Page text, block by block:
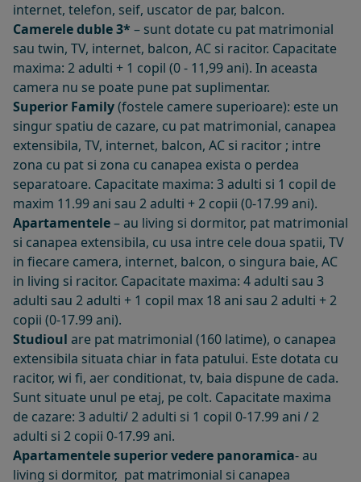
internet, telefon, seif, uscator de par, balcon.
Camerele duble 3* – sunt dotate cu pat matrimonial
sau twin, TV, internet, balcon, AC si racitor. Capacitate
maxima: 2 adulti + 1 copil (0 - 11,99 ani). In aceasta
camera nu se poate pune pat suplimentar.
Superior Family(fostele camere superioare): este un
singur spatiu de cazare, cu pat matrimonial, canapea
extensibila, TV, internet, balcon, AC si racitor ; intre
zona cu pat si zona cu canapea exista o perdea
separatoare. Capacitate maxima: 3 adulti si 1 copil de
maxim 11.99 ani sau 2 adulti + 2 copii (0-17.99 ani).
Apartamentele– au living si dormitor, pat matrimonial
si canapea extensibila, cu usa intre cele doua spatii, TV
in fiecare camera, internet, balcon, o singura baie, AC
in living si racitor. Capacitate maxima: 4 adulti sau 3
adulti sau 2 adulti + 1 copil max 18 ani sau 2 adulti + 2
copii (0-17.99 ani).
Studioul are pat matrimonial (160 latime), o canapea
extensibila situata chiar in fata patului. Este dotata cu
racitor, wi fi, aer conditionat, tv, baia dispune de cada.
Sunt situate unul pe etaj, pe colt. Capacitate maxima
de cazare: 3 adulti/ 2 adulti si 1 copil 0-17.99 ani / 2
adulti si 2 copii 0-17.99 ani.
Apartamentele superior vedere panoramica- au
living si dormitor, pat matrimonial si canapea